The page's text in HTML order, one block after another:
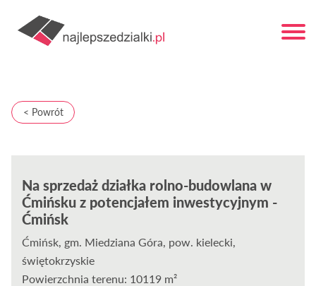
< Powrót
Na sprzedaż działka rolno-budowlana w
Ćmińsku z potencjałem inwestycyjnym -
Ćmińsk
Ćmińsk, gm. Miedziana Góra, pow. kielecki,
świętokrzyskie
Powierzchnia terenu: 10119 m²